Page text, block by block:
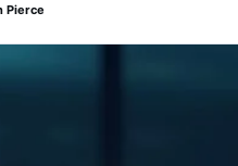
Pierce